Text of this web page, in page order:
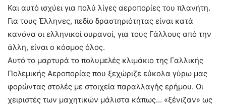
Και αυτό ισχύει για πολύ λίγες αεροπορίες του πλανήτη.
Για τους Έλληνες, πεδίο δραστηριότητας είναι κατά
κανόνα οι ελληνικοί ουρανοί, για τους Γάλλους από την
άλλη, είναι ο κόσμος όλος.
Αυτό το μαρτυρά το πολυμελές κλιμάκιο της Γαλλικής
Πολεμικής Αεροπορίας που ξεχώριζε εύκολα γύρω μας
φορώντας στολές με στοιχεία παραλλαγής ερήμου. Οι
χειριστές των μαχητικών μάλιστα κάπως… «ξένιζαν» ως